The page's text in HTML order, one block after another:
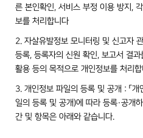
른 본인확인, 서비스 부정 이용 방지,
보를 처리합니다
2. 자살유발정보 모니터링 및 신고자
등록, 등록자의 신원 확인, 보고서 결
활용 등의 목적으로 개인정보를 처리
3. 개인정보 파일의 등록 및 공개 : 「
일의 등록 및 공개)에 따라 등록·공개
간 및 항목은 아래와 같습니다.